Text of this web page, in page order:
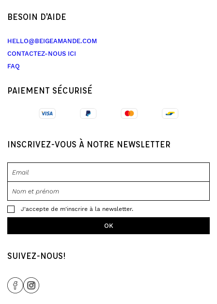
BESOIN D'AIDE
HELLO@BEIGEAMANDE.COM
CONTACTEZ-NOUS ICI
FAQ
PAIEMENT SÉCURISÉ
INSCRIVEZ-VOUS À NOTRE NEWSLETTER
J'accepte de m'inscrire à la newsletter.
SUIVEZ-NOUS!
Share Icon
Share Icon